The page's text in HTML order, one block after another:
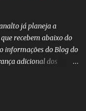
já planeja a
recebem abaixo do
informações do Blog do
adicional dos
14%. De acordo com